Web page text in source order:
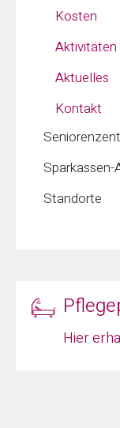
Kosten
Aktivitäten
Aktuelles
Kontakt
Standorte
Hier